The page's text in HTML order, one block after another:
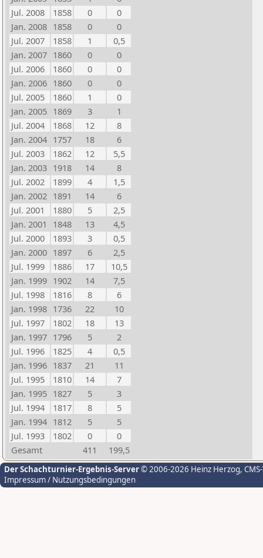
Jul. 2008
1858 0
0
Jan. 2008 1858 0
0
Jul. 2007
1858 1
0,5
Jan. 2007 1860 0
0
Jul. 2006
1860 0
0
Jan. 2006 1860 0
0
Jul. 2005
1860 1
0
Jan. 2005 1869 3
1
Jul. 2004
1868 12
8
Jan. 2004 1757 18
6
Jul. 2003
1862 12
5,5
Jan. 2003 1918 14
8
Jul. 2002
1899 4
1,5
Jan. 2002 1891 14
6
Jul. 2001
1880 5
2,5
Jan. 2001
1848 13
4,5
Jul. 2000
1893 3
0,5
Jan. 2000 1897 6
2,5
Jul. 1999
1886 17
10,5
Jan. 1999 1902 14
7,5
Jul. 1998
1816 8
6
Jan. 1998 1736 22
10
Jul. 1997
1802 18
13
Jan. 1997 1796 5
2
Jul. 1996
1825 4
0,5
Jan. 1996 1837 21
11
Jul. 1995
1810 14
7
Jan. 1995 1827 5
3
Jul. 1994
1817 8
5
Jan. 1994 1812 5
5
Jul. 1993
1802 0
0
Gesamt
411 199,5
Der Schachturnier-Ergebnis-Server© 2006-2026 Heinz Herzog,
Impressum / Nutzungsbedingungen